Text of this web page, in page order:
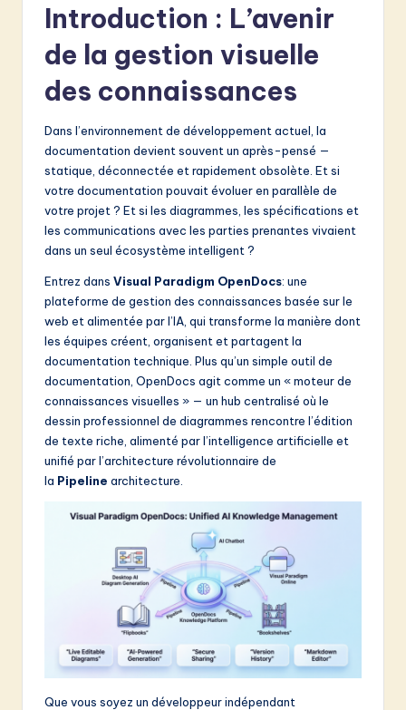
in
A
&
S
o
w
Introduction : L’avenir
de la gestion visuelle
des connaissances
Dans l’environnement de développement actuel, la
documentation devient souvent un après-pensé —
statique, déconnectée et rapidement obsolète. Et si
votre documentation pouvait évoluer en parallèle de
votre projet ? Et si les diagrammes, les spécifications et
les communications avec les parties prenantes vivaient
dans un seul écosystème intelligent ?
Entrez dans Visual Paradigm OpenDocs: une
plateforme de gestion des connaissances basée sur le
web et alimentée par l’IA, qui transforme la manière dont
les équipes créent, organisent et partagent la
documentation technique. Plus qu’un simple outil de
documentation, OpenDocs agit comme un « moteur de
connaissances visuelles » — un hub centralisé où le
dessin professionnel de diagrammes rencontre l’édition
de texte riche, alimenté par l’intelligence artificielle et
unifié par l’architecture révolutionnaire de
la Pipeline architecture.
Que vous soyez un développeur indépendant